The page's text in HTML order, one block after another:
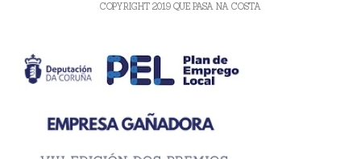
COPYRIGHT 2019 QUE PASA NA COSTA